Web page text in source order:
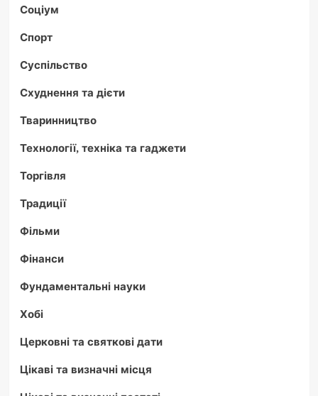
Соціум
Спорт
Суспільство
Схуднення та дієти
Тваринництво
Технології, техніка та гаджети
Торгівля
Традиції
Фільми
Фінанси
Фундаментальні науки
Хобі
Церковні та святкові дати
Цікаві та визначні місця